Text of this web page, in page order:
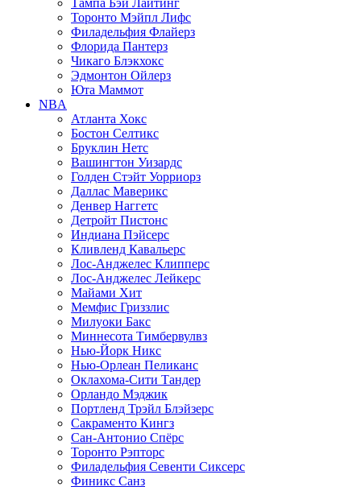
Тампа Бэй Лайтинг
Торонто Мэйпл Лифс
Филадельфия Флайерз
Флорида Пантерз
Чикаго Блэкхокс
Эдмонтон Ойлерз
Юта Маммот
NBA
Атланта Хокс
Бостон Селтикс
Бруклин Нетс
Вашингтон Уизардс
Голден Стэйт Уорриорз
Даллас Маверикс
Денвер Наггетс
Детройт Пистонс
Индиана Пэйсерс
Кливленд Кавальерс
Лос-Анджелес Клипперс
Лос-Анджелес Лейкерс
Майами Хит
Мемфис Гриззлис
Милуоки Бакс
Миннесота Тимбервулвз
Нью-Йорк Никс
Нью-Орлеан Пеликанс
Оклахома-Сити Тандер
Орландо Мэджик
Портленд Трэйл Блэйзерс
Сакраменто Кингз
Сан-Антонио Спёрс
Торонто Рэпторс
Филадельфия Севенти Сиксерс
Финикс Санз